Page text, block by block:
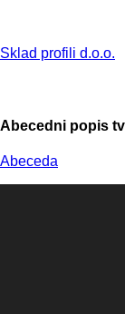
Sklad profili d.o.o.
Abecedni popis
Abeceda